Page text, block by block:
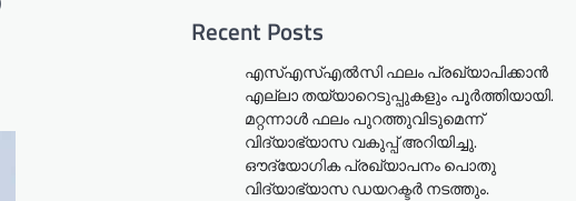
Recent Posts
എസ്എസ്എൽസി ഫലം പ്രഖ്യാപിക്കാൻ
എല്ലാ തയ്യാറെടുപ്പുകളും പൂർത്തിയായി.
മറ്റന്നാള്‍ ഫലം പുറത്തുവിടുമെന്ന്
വിദ്യാഭ്യാസ വകുപ്പ് അറിയിച്ചു.
ഔദ്യോഗിക പ്രഖ്യാപനം പൊതു
വിദ്യാഭ്യാസ ഡയറക്ടർ നടത്തും.